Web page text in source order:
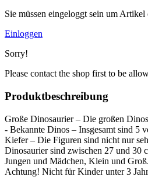
Sie müssen eingeloggt sein um
Einloggen
Sorry!
Please contact the shop first to be
Produktbeschreibung
Große Dinosaurier – Die großen
- Bekannte Dinos – Insgesamt sind 5
Kiefer – Die Figuren sind nicht nur
Dinosaurier sind zwischen 27 und 30
Jungen und Mädchen, Klein und
Achtung! Nicht für Kinder unter 3